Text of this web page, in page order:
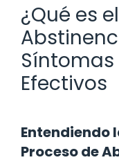
¿Qué es
Efectivos
Entendiendo
Proceso de